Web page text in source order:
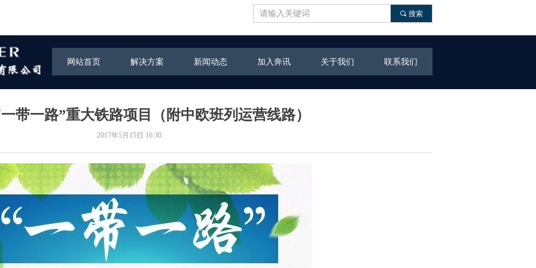
끠 搜索
网站首页 解决方案 新闻动态 加入奔讯 关于我们 联系我们
带一路”重大铁路项目（附中欧班列运营线路）
2017年5月15日 16:30